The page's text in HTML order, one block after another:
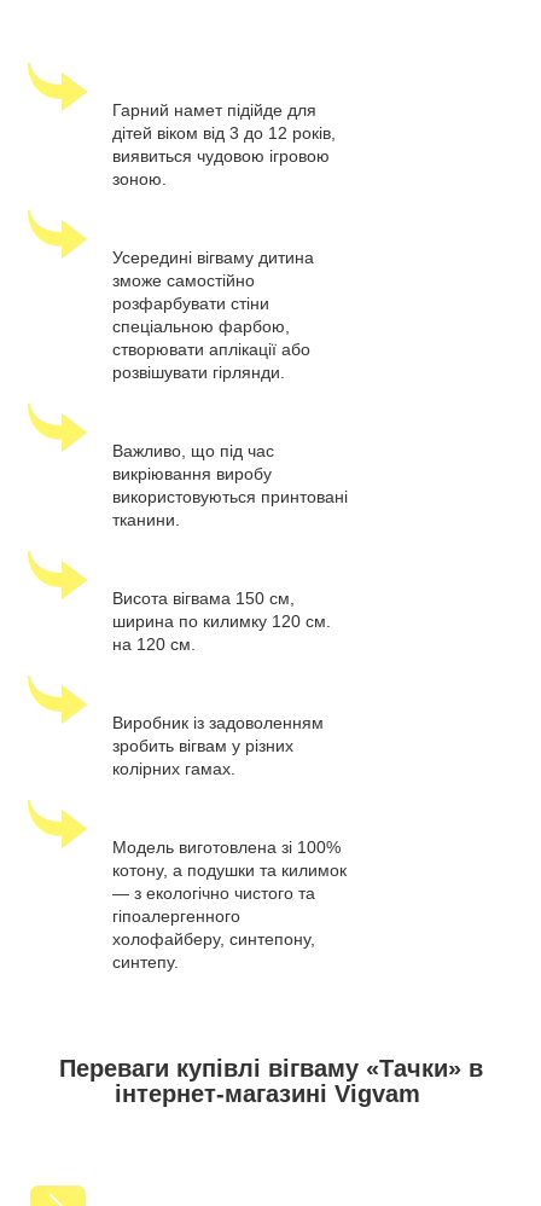
Гарний намет підійде для
дітей віком від 3 до 12 років,
виявиться чудовою ігровою
зоною.
Усередині вігваму дитина
зможе самостійно
розфарбувати стіни
спеціальною фарбою,
створювати аплікації або
розвішувати гірлянди.
Важливо, що під час
викріювання виробу
використовуються принтовані
тканини.
Висота вігвама 150 см,
ширина по килимку 120 см.
на 120 см.
Виробник із задоволенням
зробить вігвам у різних
колірних гамах.
Модель виготовлена зі 100%
котону, а подушки та килимок
— з екологічно чистого та
гіпоалергенного
холофайберу, синтепону,
синтепу.
Переваги купівлі вігваму «Тачки» в
інтернет-магазині Vigvam